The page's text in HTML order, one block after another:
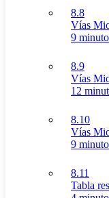
8.8
Vías
9
8.9
Vías
12
8.10
Vías
9
8.11
Tabla